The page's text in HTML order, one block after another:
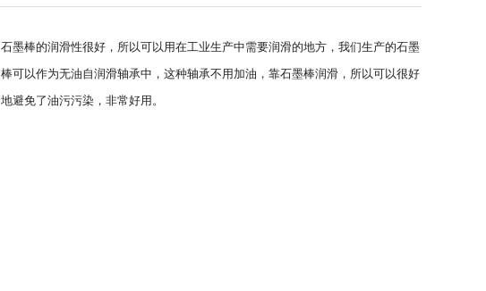
石墨棒的润滑性很好，所以可以用在工业生产中需要润滑的地方，我们生产的石墨
棒可以作为无油自润滑轴承中，这种轴承不用加油，靠石墨棒润滑，所以可以很好
地避免了油污污染，非常好用。